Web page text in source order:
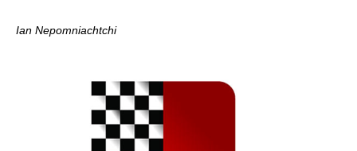
Ian Nepomniachtchi